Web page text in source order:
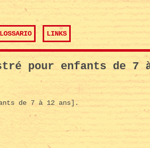
LINKS
pour enfants de 7
de 7 à 12 ans].